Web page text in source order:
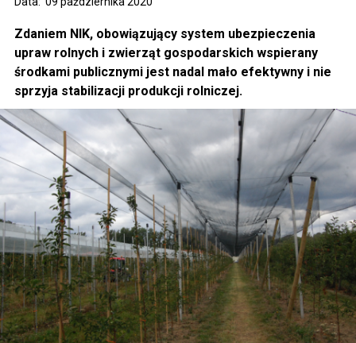
Zdaniem NIK, obowiązujący system ubezpieczenia
upraw rolnych i zwierząt gospodarskich wspierany
środkami publicznymi jest nadal mało efektywny i nie
sprzyja stabilizacji produkcji rolniczej.